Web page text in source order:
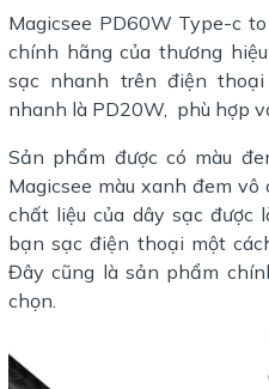
Magicsee PD60W Type-c
chính hãng của thương
sạc nhanh trên điện
nhanh là PD20W, phù hợp
Sản phẩm được có màu
Magicsee màu xanh đem vô
chất liệu của dây sạc được
bạn sạc điện thoại một
Đây cũng là sản phẩm
chọn.